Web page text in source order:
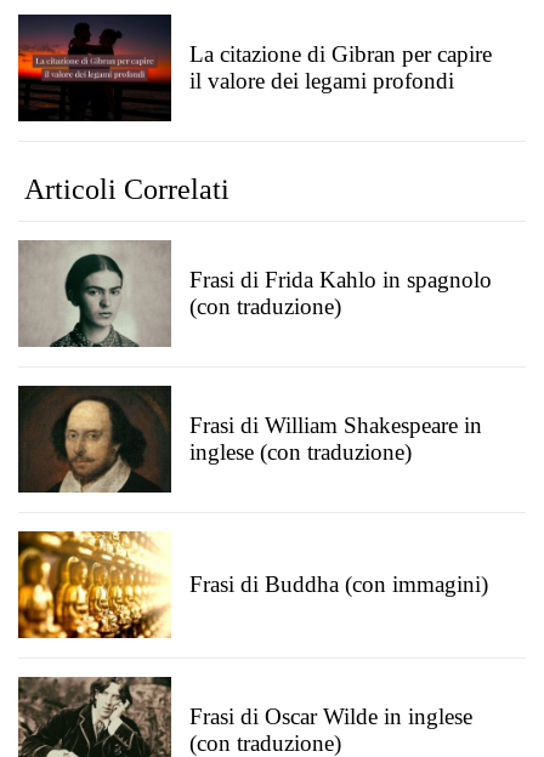
La citazione di Gibran per capire
il valore dei legami profondi
Articoli Correlati
Frasi di Frida Kahlo in spagnolo
(con traduzione)
Frasi di William Shakespeare in
inglese (con traduzione)
Frasi di Buddha (con immagini)
Frasi di Oscar Wilde in inglese
(con traduzione)